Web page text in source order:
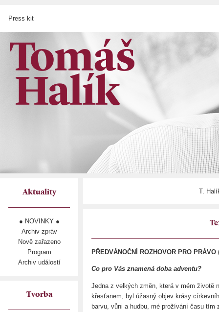
Press kit
Aktuality
● NOVINKY ●
Archiv zpráv
Nově zařazeno
Program
Archiv událostí
Tvorba
T.
PŘEDVÁNOČNÍ ROZHOVOR PRO
Co pro Vás znamená doba adventu?
Jedna z velkých změn, která v mém životě
křesťanem, byl úžasný objev krásy
barvu, vůni a hudbu, mé prožívání času tím